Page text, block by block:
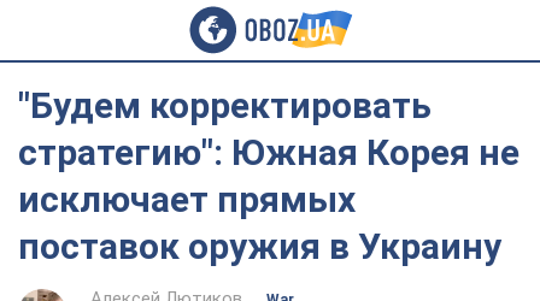
"Будем корректировать
стратегию": Южная Корея не
исключает прямых
поставок оружия в Украину